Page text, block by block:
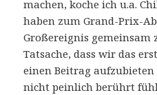
machen, koche ich u.a.
haben zum Grand-Prix-
Großereignis gemeinsam
Tatsache, dass wir das
einen Beitrag
nicht peinlich berührt